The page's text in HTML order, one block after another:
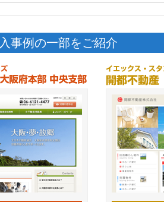
事例の一部をご紹介